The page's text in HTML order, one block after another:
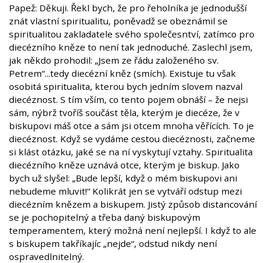
Papež: Děkuji. Řekl bych, že pro řeholníka je jednodušší
znát vlastní spiritualitu, poněvadž se obeznámil se
spiritualitou zakladatele svého společesntví, zatímco pro
diecézního kněze to není tak jednoduché. Zaslechl jsem,
jak někdo prohodil: „Jsem ze řádu založeného sv.
Petrem“...tedy diecézní kněz (smích). Existuje tu však
osobitá spiritualita, kterou bych jedním slovem nazval
diecéznost. S tím vším, co tento pojem obnáší – že nejsi
sám, nýbrž tvoříš součást těla, kterým je diecéze, že v
biskupovi máš otce a sám jsi otcem mnoha věřících. To je
diecéznost. Když se vydáme cestou diecéznosti, začneme
si klást otázku, jaké se na ní vyskytují vztahy. Spiritualita
diecézního kněze uznává otce, kterým je biskup. Jako
bych už slyšel: „Bude lepší, když o mém biskupovi ani
nebudeme mluvit!“ Kolikrát jen se vytváří odstup mezi
diecézním knězem a biskupem. Jistý způsob distancování
se je pochopitelný a třeba daný biskupovým
temperamentem, který možná není nejlepší. I když to ale
s biskupem takříkajíc „nejde“, odstud nikdy není
ospravedlnitelný.